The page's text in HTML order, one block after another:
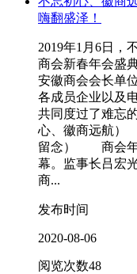
嗨翻盛泽！
2019年1月6日，
商会新春年会盛
安徽商会会长单
各成员企业以及
共同度过了难
心、徽商远航
留念） 商会年
幕。监事长吕宏
商...
发布时间
2020-08-06
阅览次数48